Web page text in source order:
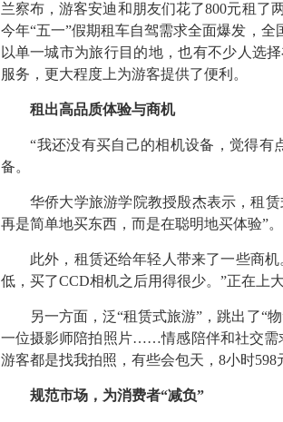
兰察布，游客安迪和朋友们花了800元租了
今年“五一”假期租车自驾需求全面爆发，
以单一城市为旅行目的地，也有不少人选
服务，更大程度上为游客提供了便利。
租出高品质体验与商机
“我还没有买自己的相机设备，觉得有
备。
华侨大学旅游学院教授殷杰表示，租赁
再是简单地买东西，而是在聪明地买体验”
此外，租赁还给年轻人带来了一些商机
低，买了CCD相机之后用得很少。”正在上
另一方面，泛“租赁式旅游”，跳出了“物
一位摄影师陪拍照片……情感陪伴和社交需
游客都是找我拍照，有些会包天，8小时
规范市场，为消费者“减负”